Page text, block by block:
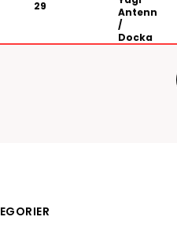
29
Antenn
/
Docka